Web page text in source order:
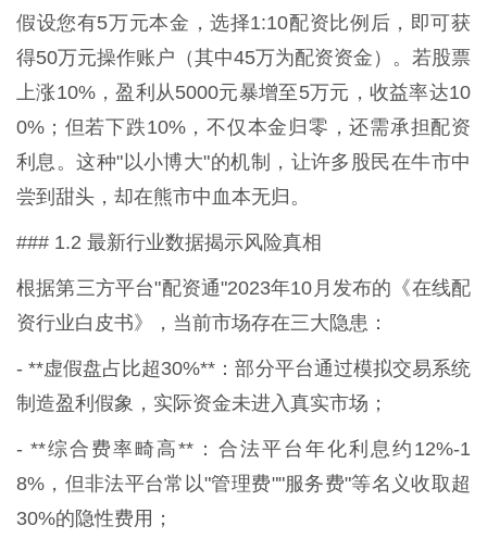
假设您有5万元本金，选择1:10配资比例后，即可获
得50万元操作账户（其中45万为配资资金）。若股票
上涨10%，盈利从5000元暴增至5万元，收益率达10
0%；但若下跌10%，不仅本金归零，还需承担配资
利息。这种"以小博大"的机制，让许多股民在牛市中
尝到甜头，却在熊市中血本无归。
### 1.2 最新行业数据揭示风险真相
根据第三方平台"配资通"2023年10月发布的《在线配
资行业白皮书》，当前市场存在三大隐患：
- **虚假盘占比超30%**：部分平台通过模拟交易系统
制造盈利假象，实际资金未进入真实市场；
- **综合费率畸高**：合法平台年化利息约12%-1
8%，但非法平台常以"管理费""服务费"等名义收取超
30%的隐性费用；